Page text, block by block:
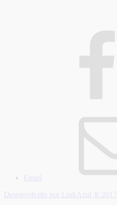
Email
Desenvolvido por LinkAzul ® 2017